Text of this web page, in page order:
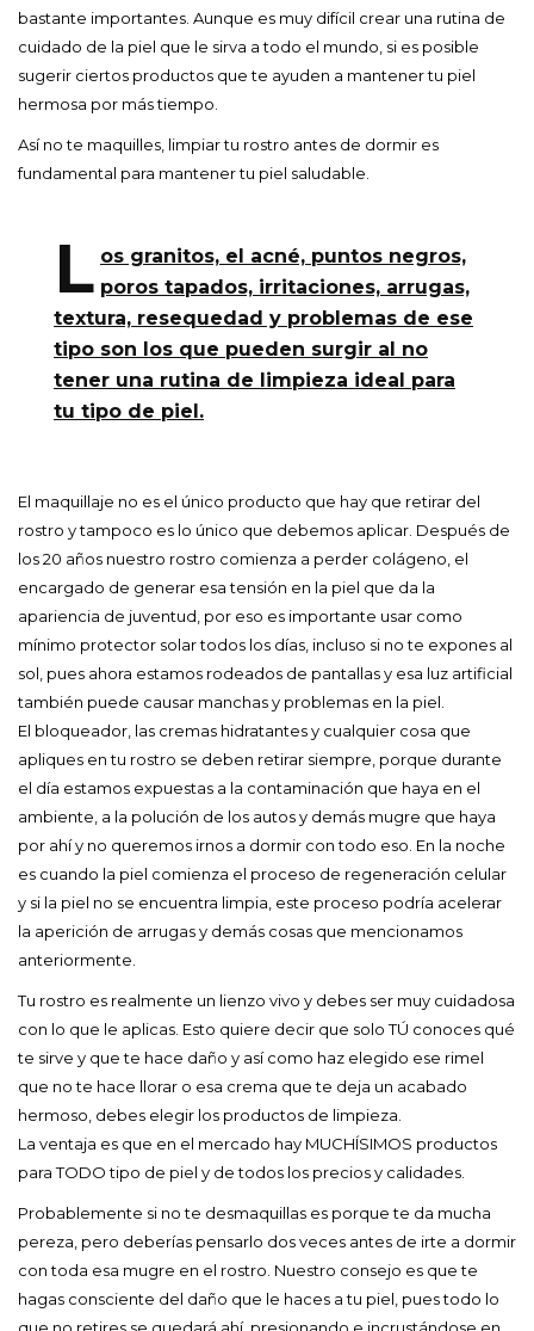
bastante importantes. Aunque es muy difícil crear una rutina de
cuidado de la piel que le sirva a todo el mundo, si es posible
sugerir ciertos productos que te ayuden a mantener tu piel
hermosa por más tiempo.
Así no te maquilles, limpiar tu rostro antes de dormir es
fundamental para mantener tu piel saludable.
L os granitos, el acné, puntos negros,
poros tapados, irritaciones, arrugas,
textura, resequedad y problemas de ese
tipo son los que pueden surgir al no
tener una rutina de limpieza ideal para
tu tipo de piel.
El maquillaje no es el único producto que hay que retirar del
rostro y tampoco es lo único que debemos aplicar. Después de
los 20 años nuestro rostro comienza a perder colágeno, el
encargado de generar esa tensión en la piel que da la
apariencia de juventud, por eso es importante usar como
mínimo protector solar todos los días, incluso si no te expones al
sol, pues ahora estamos rodeados de pantallas y esa luz artificial
también puede causar manchas y problemas en la piel.
El bloqueador, las cremas hidratantes y cualquier cosa que
apliques en tu rostro se deben retirar siempre, porque durante
el día estamos expuestas a la contaminación que haya en el
ambiente, a la polución de los autos y demás mugre que haya
por ahí y no queremos irnos a dormir con todo eso. En la noche
es cuando la piel comienza el proceso de regeneración celular
y si la piel no se encuentra limpia, este proceso podría acelerar
la aperición de arrugas y demás cosas que mencionamos
anteriormente.
Tu rostro es realmente un lienzo vivo y debes ser muy cuidadosa
con lo que le aplicas. Esto quiere decir que solo TÚ conoces qué
te sirve y que te hace daño y así como haz elegido ese rimel
que no te hace llorar o esa crema que te deja un acabado
hermoso, debes elegir los productos de limpieza.
La ventaja es que en el mercado hay MUCHÍSIMOS productos
para TODO tipo de piel y de todos los precios y calidades.
Probablemente si no te desmaquillas es porque te da mucha
pereza, pero deberías pensarlo dos veces antes de irte a dormir
con toda esa mugre en el rostro. Nuestro consejo es que te
hagas consciente del daño que le haces a tu piel, pues todo lo
que no retires se quedará ahí, presionando e incrustándose en